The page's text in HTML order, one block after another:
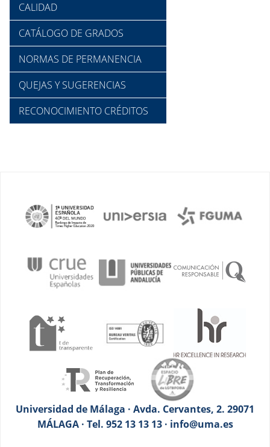
CALIDAD
CATÁLOGO DE GRADOS
NORMAS DE PERMANENCIA
QUEJAS Y SUGERENCIAS
RECONOCIMIENTO CRÉDITOS
Universidad de Málaga · Avda. Cervantes, 2. 29071
MÁLAGA · Tel. 952 13 13 13 · info@uma.es